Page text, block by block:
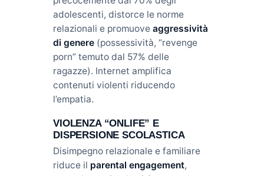
adolescenti, distorce le norme
relazionali e promuove aggressività
di genere (possessività, “revenge
porn” temuto dal 57% delle
ragazze). Internet amplifica
contenuti violenti riducendo
l’empatia.
VIOLENZA “ONLIFE” E
DISPERSIONE SCOLASTICA
Disimpegno relazionale e familiare
riduce il parental engagement,